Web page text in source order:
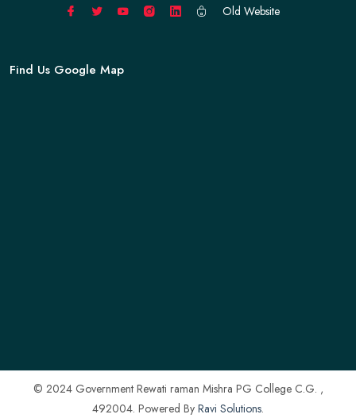
Old Website
Find Us Google Map
© 2024 Government Rewati raman Mishra PG College C.G. ,
492004. Powered By Ravi Solutions.